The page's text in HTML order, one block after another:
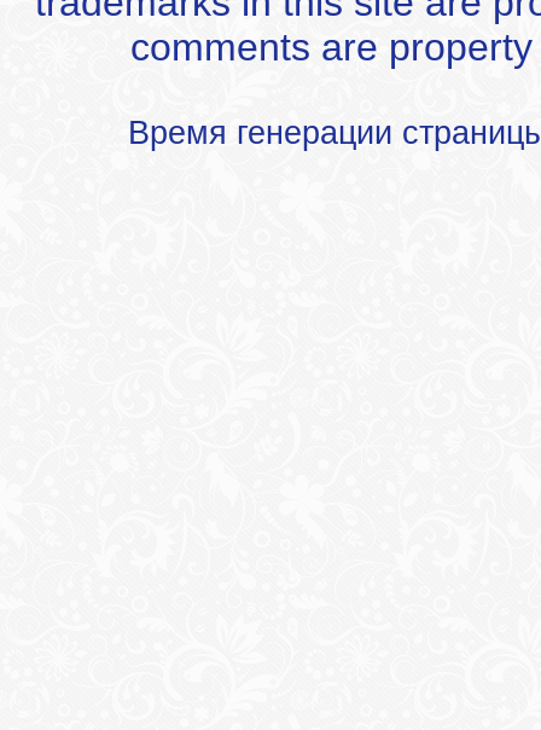
comments are
Время генерации